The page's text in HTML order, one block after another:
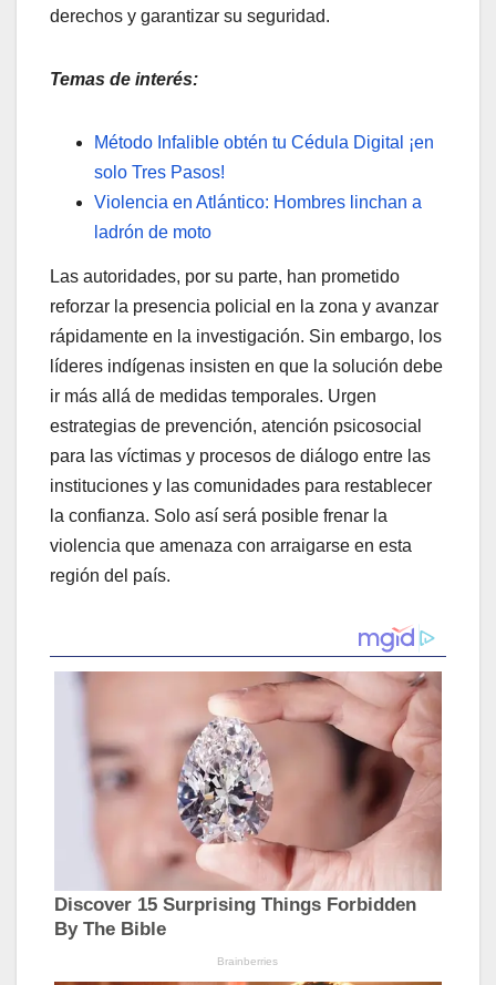
derechos y garantizar su seguridad.
Temas de interés:
Método Infalible obtén tu Cédula Digital ¡en
solo Tres Pasos!
Violencia en Atlántico: Hombres linchan a
ladrón de moto
Las autoridades, por su parte, han prometido
reforzar la presencia policial en la zona y avanzar
rápidamente en la investigación. Sin embargo, los
líderes indígenas insisten en que la solución debe
ir más allá de medidas temporales. Urgen
estrategias de prevención, atención psicosocial
para las víctimas y procesos de diálogo entre las
instituciones y las comunidades para restablecer
la confianza. Solo así será posible frenar la
violencia que amenaza con arraigarse en esta
región del país.